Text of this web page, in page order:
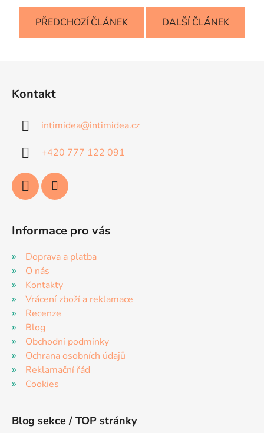
PŘEDCHOZÍ ČLÁNEK DALŠÍ ČLÁNEK
Kontakt
intimidea@intimidea.cz
+420 777 122 091
Informace pro vás
Doprava a platba
O nás
Kontakty
Vrácení zboží a reklamace
Recenze
Blog
Obchodní podmínky
Ochrana osobních údajů
Reklamační řád
Cookies
Blog sekce / TOP stránky